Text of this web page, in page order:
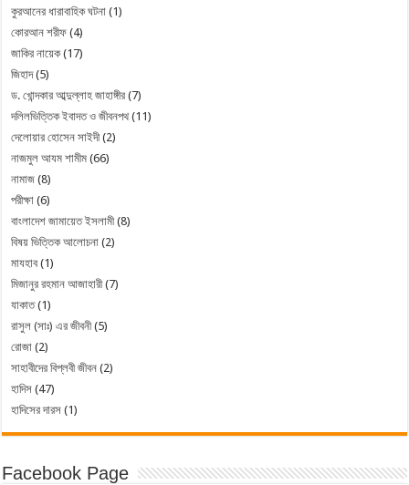
কুরআনের ধারাবাহিক ঘটনা (1)
কোরআন শরীফ (4)
জাকির নায়েক(17)
জিহাদ(5)
ড. খোন্দকার আব্দুল্লাহ জাহাঙ্গীর (7)
দলিলভিত্তিক ইবাদত ও জীবনপথ(11)
দেলোয়ার হোসেন সাইদী(2)
নাজমুল আযম শামীম (66)
নামাজ (8)
পরীক্ষা (6)
বাংলাদেশ জামায়েত ইসলামী(8)
বিষয় ভিত্তিক আলোচনা (2)
মাযহাব (1)
মিজানুর রহমান আজাহারী(7)
যাকাত(1)
রাসুল (সাঃ) এর জীবনী(5)
রোজা (2)
সাহাবীদের বিপ্লবী জীবন (2)
হাদিস (47)
হাদিসের দারস (1)
Facebook Page